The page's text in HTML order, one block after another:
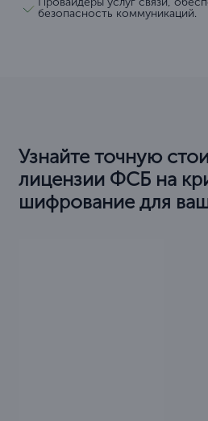
безопасность коммуникаций.
Узнайте точную
лицензии ФСБ на
шифрование для